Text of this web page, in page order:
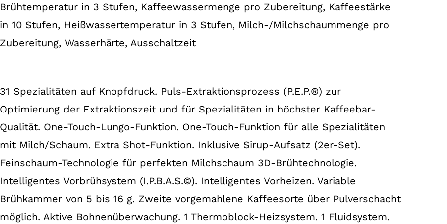
Brühtemperatur in 3 Stufen, Kaffeewassermenge pro Zubereitung, Kaffeestärke
in 10 Stufen, Heißwassertemperatur in 3 Stufen, Milch-/Milchschaummenge pro
Zubereitung, Wasserhärte, Ausschaltzeit
31 Spezialitäten auf Knopfdruck. Puls-Extraktionsprozess (P.E.P.®) zur
Optimierung der Extraktionszeit und für Spezialitäten in höchster Kaffeebar-
Qualität. One-Touch-Lungo-Funktion. One-Touch-Funktion für alle Spezialitäten
mit Milch/Schaum. Extra Shot-Funktion. Inklusive Sirup-Aufsatz (2er-Set).
Feinschaum-Technologie für perfekten Milchschaum 3D-Brühtechnologie.
Intelligentes Vorbrühsystem (I.P.B.A.S.©). Intelligentes Vorheizen. Variable
Brühkammer von 5 bis 16 g. Zweite vorgemahlene Kaffeesorte über Pulverschacht
möglich. Aktive Bohnenüberwachung. 1 Thermoblock-Heizsystem. 1 Fluidsystem.